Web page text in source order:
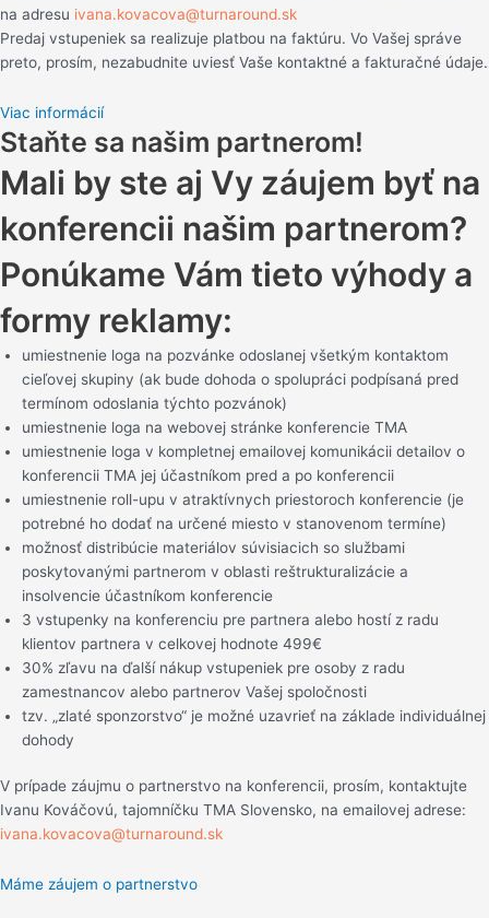
na adresu ivana.kovacova@turnaround.sk
Predaj vstupeniek sa realizuje platbou na faktúru. Vo Vašej správe
preto, prosím, nezabudnite uviesť Vaše kontaktné a fakturačné údaje.
Viac informácií
Staňte sa našim partnerom!
Mali by ste aj Vy záujem byť na
konferencii našim partnerom?
Ponúkame Vám tieto výhody a
formy reklamy:
umiestnenie loga na pozvánke odoslanej všetkým kontaktom
cieľovej skupiny (ak bude dohoda o spolupráci podpísaná pred
termínom odoslania týchto pozvánok)
umiestnenie loga na webovej stránke konferencie TMA
umiestnenie loga v kompletnej emailovej komunikácii detailov o
konferencii TMA jej účastníkom pred a po konferencii
umiestnenie roll-upu v atraktívnych priestoroch konferencie (je
potrebné ho dodať na určené miesto v stanovenom termíne)
možnosť distribúcie materiálov súvisiacich so službami
poskytovanými partnerom v oblasti reštrukturalizácie a
insolvencie účastníkom konferencie
3 vstupenky na konferenciu pre partnera alebo hostí z radu
klientov partnera v celkovej hodnote 499€
30% zľavu na ďalší nákup vstupeniek pre osoby z radu
zamestnancov alebo partnerov Vašej spoločnosti
tzv. „zlaté sponzorstvo“ je možné uzavrieť na základe individuálnej
dohody
V prípade záujmu o partnerstvo na konferencii, prosím, kontaktujte
Ivanu Kováčovú, tajomníčku TMA Slovensko, na emailovej adrese:
ivana.kovacova@turnaround.sk
Máme záujem o partnerstvo